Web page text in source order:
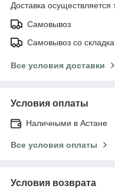
Доставка осуществляется
Самовывоз
Самовывоз со
Все условия доставки
Условия оплаты
Наличными в Астане
Все условия оплаты
Условия возврата